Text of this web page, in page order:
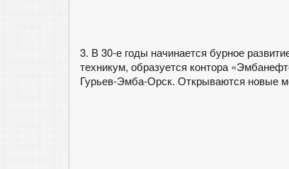
3. В 30-е годы начинается бурное
техникум, образуется контора
Гурьев-Эмба-Орск. Открываются новые